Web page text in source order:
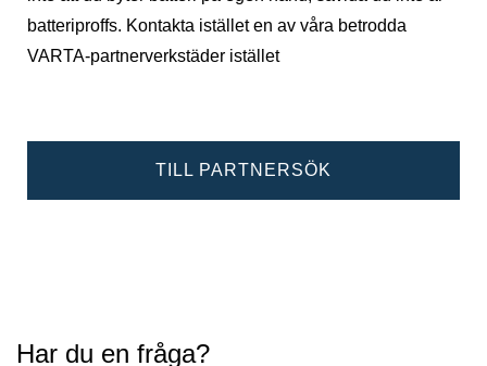
batteriproffs. Kontakta istället en av våra betrodda
VARTA-partnerverkstäder istället
TILL PARTNERSÖK
Har du en fråga?